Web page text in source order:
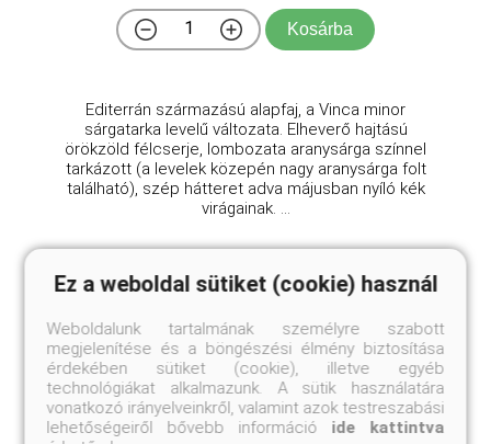
Kosárba
Editerrán származású alapfaj, a Vinca minor
sárgatarka levelű változata. Elheverő hajtású
örökzöld félcserje, lombozata aranysárga színnel
tarkázott (a levelek közepén nagy aranysárga folt
található), szép hátteret adva májusban nyíló kék
virágainak. ...
Ez a weboldal sütiket (cookie) használ
Weboldalunk tartalmának személyre szabott
megjelenítése és a böngészési élmény biztosítása
érdekében sütiket (cookie), illetve egyéb
technológiákat alkalmazunk. A sütik használatára
vonatkozó irányelveinkről, valamint azok testreszabási
lehetőségeiről bővebb információ ide kattintva